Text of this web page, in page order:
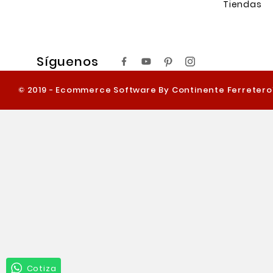
Tiendas
Síguenos
© 2019 - Ecommerce Software By Continente
Cotiza